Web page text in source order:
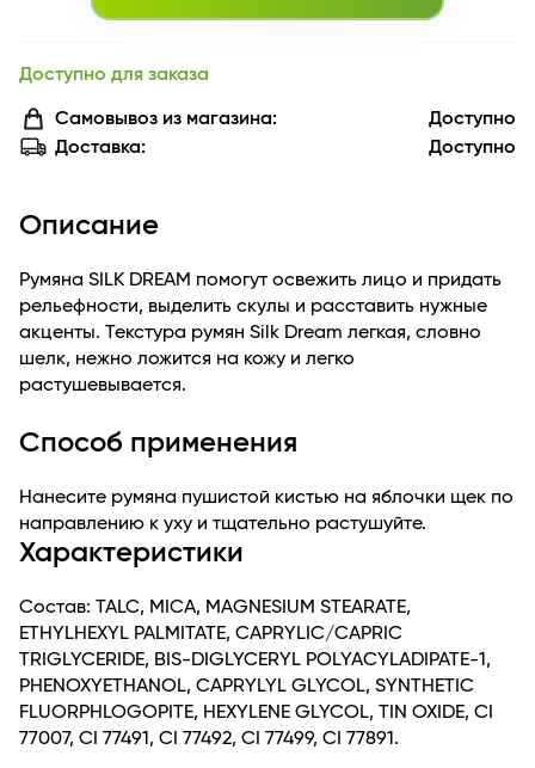
Доступно для заказа
Самовывоз из магазина:
Доступно
Доставка:
Доступно
Описание
Румяна SILK DREAM помогут освежить лицо и придать
рельефности, выделить скулы и расставить нужные
акценты. Текстура румян Silk Dream легкая, словно
шелк, нежно ложится на кожу и легко
растушевывается.
Способ применения
Нанесите румяна пушистой кистью на яблочки щек по
направлению к уху и тщательно растушуйте.
Характеристики
Состав: TALC, MICA, MAGNESIUM STEARATE,
ETHYLHEXYL PALMITATE, CAPRYLIC/CAPRIC
TRIGLYCERIDE, BIS-DIGLYCERYL POLYACYLADIPATE-1,
PHENOXYETHANOL, CAPRYLYL GLYCOL, SYNTHETIC
FLUORPHLOGOPITE, HEXYLENE GLYCOL, TIN OXIDE, CI
77007, CI 77491, CI 77492, CI 77499, CI 77891.